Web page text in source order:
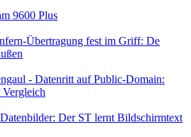
9600 Plus
Übertragung fest im Griff: De
- Datenritt auf Public-Domain:
Der ST lernt Bildschirmtext